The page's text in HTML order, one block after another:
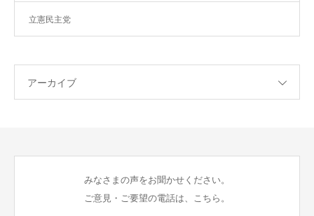
立憲民主党
アーカイブ
みなさまの声をお聞かせください。
ご意見・ご要望の電話は、こちら。